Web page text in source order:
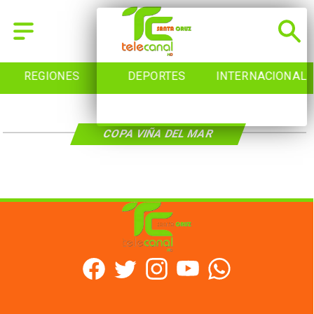
REGIONES DEPORTES INTERNACIONAL
COPA VIÑA DEL MAR